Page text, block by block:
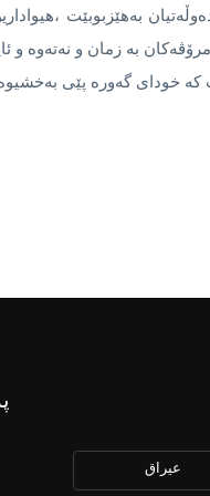
بەهێزبوبێت
بە زمان و نەتەوە و
کە خوداى گەورە پێى
عیراق